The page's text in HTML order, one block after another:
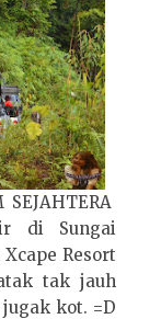
di Sungai
Resort
tak jauh
kot. =D